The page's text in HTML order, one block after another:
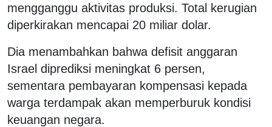
mengganggu aktivitas produksi. Total kerugian
diperkirakan mencapai 20 miliar dolar.
Dia menambahkan bahwa defisit anggaran
Israel diprediksi meningkat 6 persen,
sementara pembayaran kompensasi kepada
warga terdampak akan memperburuk kondisi
keuangan negara.